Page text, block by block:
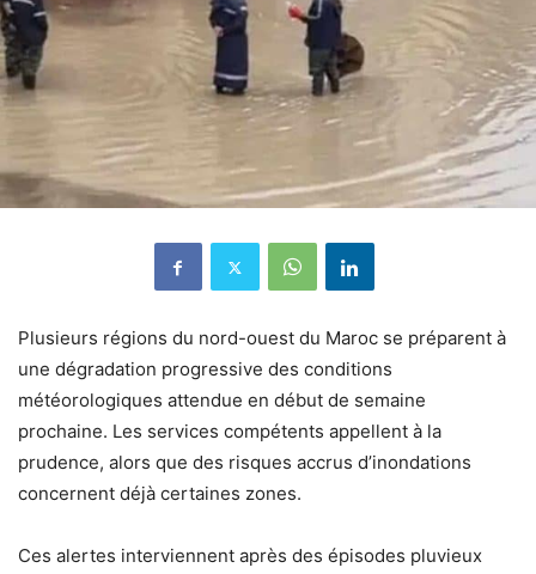
Plusieurs régions du nord-ouest du Maroc se préparent à
une dégradation progressive des conditions
météorologiques attendue en début de semaine
prochaine. Les services compétents appellent à la
prudence, alors que des risques accrus d’inondations
concernent déjà certaines zones.
Ces alertes interviennent après des épisodes pluvieux